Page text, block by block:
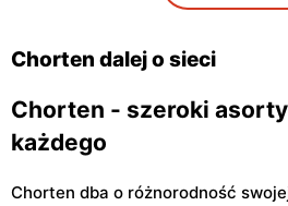
Warszawa, ul. Władysława
Tatarkiewicza 10a
Chorten dalej o sieci
Chorten - szeroki
każdego
Chorten dba o różnorodność